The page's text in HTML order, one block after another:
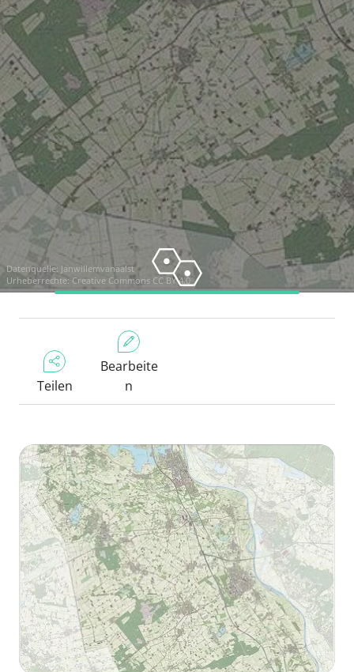
Datenquelle: Janwillemvanaalst
Urheberrechte: Creative Commons CC BY 4.0
Teilen
Bearbeite
n